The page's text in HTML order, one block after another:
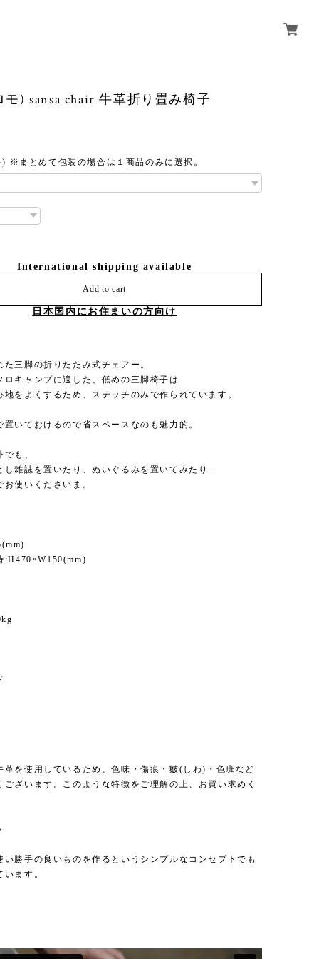
モ) sansa chair 牛革折り畳み椅子
※まとめて包装の場合は１商品のみに選択。
International shipping available
Add to cart
日本国内にお住まいの方向け
た三脚の折りたたみ式チェアー。
ロキャンプに適した、低めの三脚椅子は
地をよくするため、ステッチのみで作られています。
置いておけるので省スペースなのも魅力的。
も、
し雑誌を置いたり、ぬいぐるみを置いてみたり…
お使いくださいま。
:H470×W150(mm)
革を使用しているため、色味・傷痕・皺(しわ)・色班など
ございます。このような特徴をご理解の上、お買い求めく
い勝手の良いものを作るというシンプルなコンセプトでも
ます。